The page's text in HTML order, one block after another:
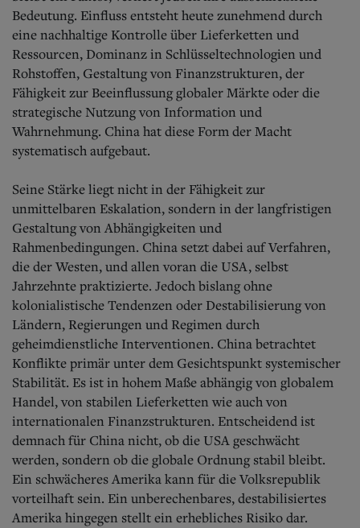
Bedeutung. Einfluss entsteht heute zunehmend durch
eine nachhaltige Kontrolle über Lieferketten und
Ressourcen, Dominanz in Schlüsseltechnologien und
Rohstoffen, Gestaltung von Finanzstrukturen, der
Fähigkeit zur Beeinflussung globaler Märkte oder die
strategische Nutzung von Information und
Wahrnehmung. China hat diese Form der Macht
systematisch aufgebaut.
Seine Stärke liegt nicht in der Fähigkeit zur
unmittelbaren Eskalation, sondern in der langfristigen
Gestaltung von Abhängigkeiten und
Rahmenbedingungen. China setzt dabei auf Verfahren,
die der Westen, und allen voran die USA, selbst
Jahrzehnte praktizierte. Jedoch bislang ohne
kolonialistische Tendenzen oder Destabilisierung von
Ländern, Regierungen und Regimen durch
geheimdienstliche Interventionen. China betrachtet
Konflikte primär unter dem Gesichtspunkt systemischer
Stabilität. Es ist in hohem Maße abhängig von globalem
Handel, von stabilen Lieferketten wie auch von
internationalen Finanzstrukturen. Entscheidend ist
demnach für China nicht, ob die USA geschwächt
werden, sondern ob die globale Ordnung stabil bleibt.
Ein schwächeres Amerika kann für die Volksrepublik
vorteilhaft sein. Ein unberechenbares, destabilisiertes
Amerika hingegen stellt ein erhebliches Risiko dar.